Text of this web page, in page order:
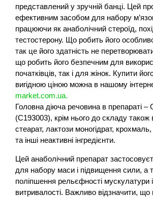
представлений у зручній банці. Цей
ефективним засобом для набору
працюючи як анаболічний стероїд,
тестостерону. Що робить його
так це його здатність не
що робить його безпечним для
початківців, так і для жінок. Купити
вигідною ціною можна в нашому
market.com.ua.
Головна діюча речовина в препараті
(С193003), крім нього до складу також
стеарат, лактози моногідрат,
та інші неактивні інгредієнти.
Цей анаболічний препарат
для набору маси і підвищення сили, а
поліпшення рельєфності мускулатури
витривалості. Важливо відзначити, що